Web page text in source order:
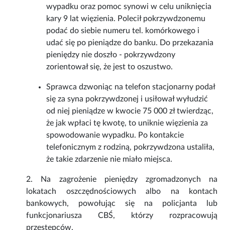
wypadku oraz pomoc synowi w celu uniknięcia
kary 9 lat więzienia. Polecił pokrzywdzonemu
podać do siebie numeru tel. komórkowego i
udać się po pieniądze do banku. Do przekazania
pieniędzy nie doszło - pokrzywdzony
zorientował się, że jest to oszustwo.
Sprawca dzwoniąc na telefon stacjonarny podał
się za syna pokrzywdzonej i usiłował wyłudzić
od niej pieniądze w kwocie 75 000 zł twierdząc,
że jak wpłaci tę kwotę, to uniknie więzienia za
spowodowanie wypadku. Po kontakcie
telefonicznym z rodziną, pokrzywdzona ustaliła,
że takie zdarzenie nie miało miejsca.
2. Na zagrożenie pieniędzy zgromadzonych na
lokatach oszczędnościowych albo na kontach
bankowych, powołując się na policjanta lub
funkcjonariusza CBŚ, którzy rozpracowują
przestępców.